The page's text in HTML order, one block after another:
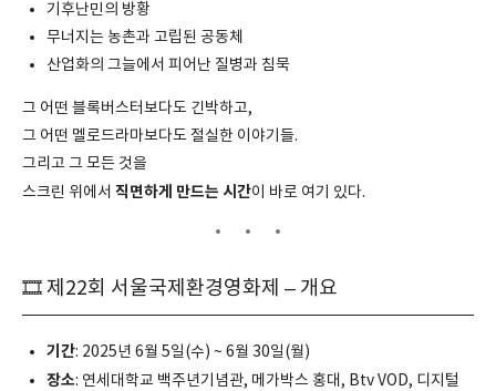
기후난민의 방황
무너지는 농촌과 고립된 공동체
산업화의 그늘에서 피어난 질병과 침묵
그 어떤 블록버스터보다도 긴박하고,
그 어떤 멜로드라마보다도 절실한 이야기들.
그리고 그 모든 것을
스크린 위에서 직면하게 만드는 시간이 바로 여기 있다.
🎞 제22회 서울국제환경영화제 – 개요
기간: 2025년 6월 5일(수) ~ 6월 30일(월)
장소: 연세대학교 백주년기념관, 메가박스 홍대, Btv VOD, 디지털